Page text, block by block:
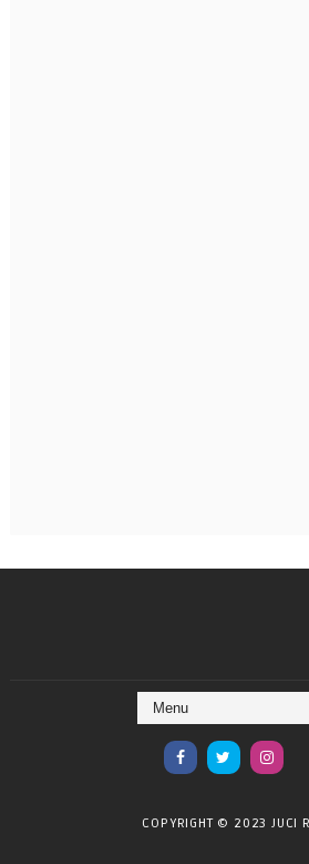
COPYRIGHT © 2023 JUCI